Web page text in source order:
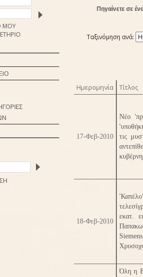
ΜΟΥ
Πηγαίνετε σε
Ταξινόμηση ανά:
Ημερομηνία Τίτλος
17-Φεβ-2010
Νέο
τις
18-Φεβ-2010
εκατ.
Όλη η